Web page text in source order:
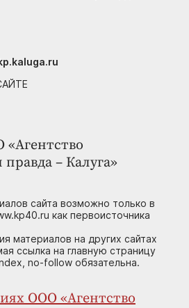
«Агентство
– Калуга»
сайта возможно только в
как первоисточника
материалов на других сайтах
ссылка на главную страницу
no-follow обязательна.
ООО «Агентство